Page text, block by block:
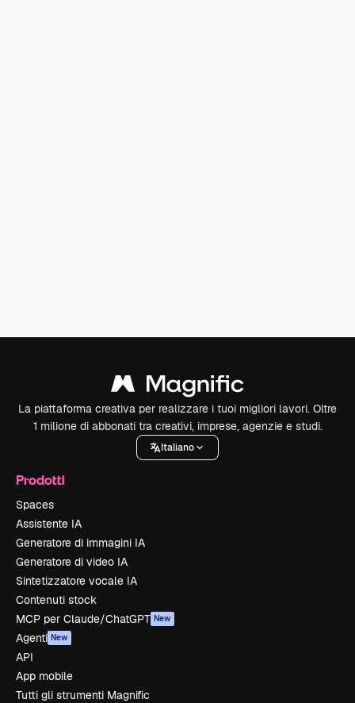
La piattaforma creativa per realizzare i tuoi migliori lavori. Oltre
1 milione di abbonati tra creativi, imprese, agenzie e studi.
Italiano
Prodotti
Spaces
Assistente IA
Generatore di immagini IA
Generatore di video IA
Sintetizzatore vocale IA
Contenuti stock
MCP per Claude/ChatGPT New
Agenti New
API
App mobile
Tutti gli strumenti Magnific